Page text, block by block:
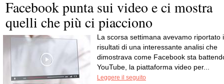
Facebook punta sui video e ci mostra
quelli che più ci piacciono
La scorsa settimana avevamo riportato i
risultati di una interessante analisi che
dimostrava come Facebook sta
YouTube, la piattaforma video per...
Leggere il seguito